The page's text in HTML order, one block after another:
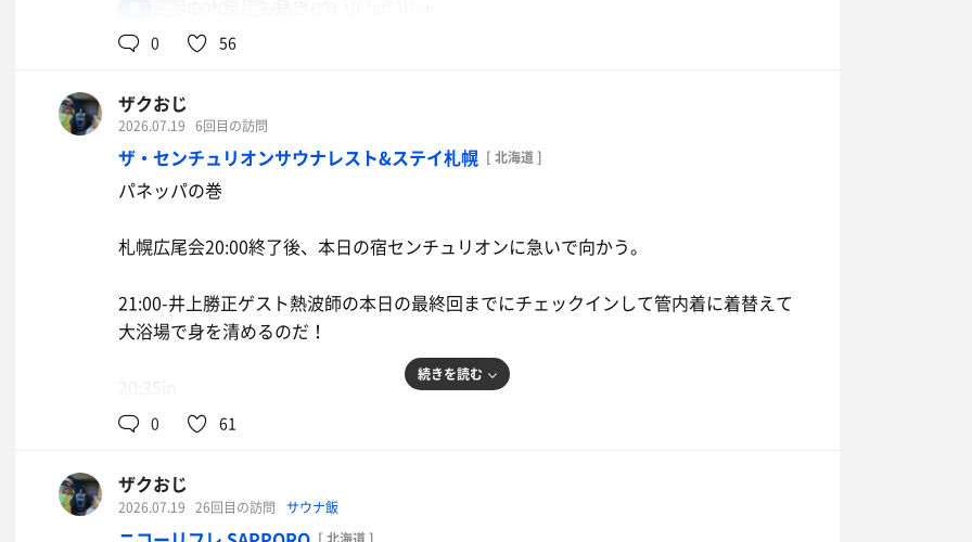
外気浴5-6分
11:15out
帰り道に更別村翡翠楼にてランチして帰宅。昼寝サイコー！
サウナ8-10分
水風呂1-3分
休憩4-5分
2セット
08:00out
広尾に帰る。
0 56
ザクおじ
2026.07.19 6回目の訪問
ザ・センチュリオンサウナレスト&ステイ札幌 [ 北海道 ]
パネッパの巻
札幌広尾会20:00終了後、本日の宿センチュリオンに急いで向かう。
21:00-井上勝正ゲスト熱波師の本日の最終回までにチェックインして管内着に着替えて
大浴場で身を清めるのだ！
急いで並ぶ。
続きを読む
0 61
ザクおじ
2026.07.19 26回目の訪問 サウナ飯